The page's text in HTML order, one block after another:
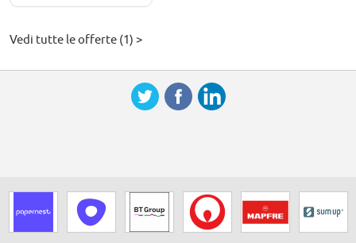
Vedi tutte le offerte (1) >